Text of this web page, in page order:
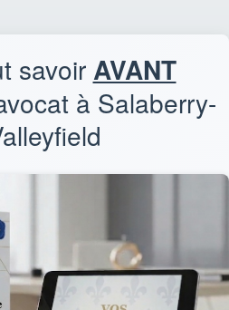
savoir AVANT
à Salaberry-